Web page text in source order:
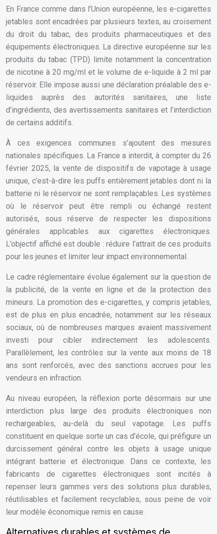
En France comme dans l’Union européenne, les e-cigarettes
jetables sont encadrées par plusieurs textes, au croisement
du droit du tabac, des produits pharmaceutiques et des
équipements électroniques. La directive européenne sur les
produits du tabac (TPD) limite notamment la concentration
de nicotine à 20 mg/ml et le volume de e-liquide à 2 ml par
réservoir. Elle impose aussi une déclaration préalable des e-
liquides auprès des autorités sanitaires, une liste
d’ingrédients, des avertissements sanitaires et l’interdiction
de certains additifs.
À ces exigences communes s’ajoutent des mesures
nationales spécifiques. La France a interdit, à compter du 26
février 2025, la vente de dispositifs de vapotage à usage
unique, c’est-à-dire les puffs entièrement jetables dont ni la
batterie ni le réservoir ne sont remplaçables. Les systèmes
où le réservoir peut être rempli ou échangé restent
autorisés, sous réserve de respecter les dispositions
générales applicables aux cigarettes électroniques.
L’objectif affiché est double : réduire l’attrait de ces produits
pour les jeunes et limiter leur impact environnemental.
Le cadre réglementaire évolue également sur la question de
la publicité, de la vente en ligne et de la protection des
mineurs. La promotion des e-cigarettes, y compris jetables,
est de plus en plus encadrée, notamment sur les réseaux
sociaux, où de nombreuses marques avaient massivement
investi pour cibler indirectement les adolescents.
Parallèlement, les contrôles sur la vente aux moins de 18
ans sont renforcés, avec des sanctions accrues pour les
vendeurs en infraction.
Au niveau européen, la réflexion porte désormais sur une
interdiction plus large des produits électroniques non
rechargeables, au-delà du seul vapotage. Les puffs
constituent en quelque sorte un cas d’école, qui préfigure un
durcissement général contre les objets à usage unique
intégrant batterie et électronique. Dans ce contexte, les
fabricants de cigarettes électroniques sont incités à
repenser leurs gammes vers des solutions plus durables,
réutilisables et facilement recyclables, sous peine de voir
leur modèle économique remis en cause.